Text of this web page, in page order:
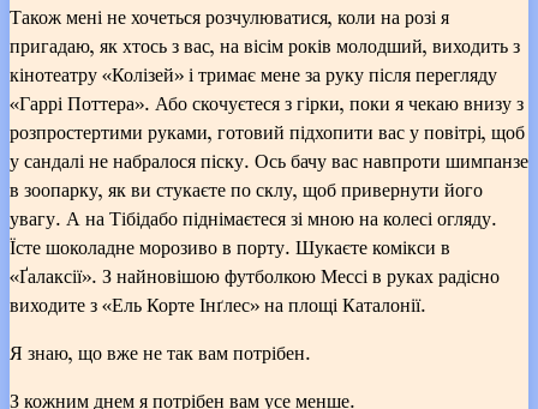
Також мені не хочеться розчулюватися, коли на розі я
пригадаю, як хтось з вас, на вісім років молодший, виходить з
кінотеатру «Колізей» і тримає мене за руку після перегляду
«Гаррі Поттера». Або скочуєтеся з гірки, поки я чекаю внизу з
розпростертими руками, готовий підхопити вас у повітрі, щоб
у сандалі не набралося піску. Ось бачу вас навпроти шимпанзе
в зоопарку, як ви стукаєте по склу, щоб привернути його
увагу. А на Тібідабо піднімаєтеся зі мною на колесі огляду.
Їсте шоколадне морозиво в порту. Шукаєте комікси в
«Ґалаксії». З найновішою футболкою Мессі в руках радісно
виходите з «Ель Корте Інґлес» на площі Каталонії.
Я знаю, що вже не так вам потрібен.
З кожним днем я потрібен вам усе менше.